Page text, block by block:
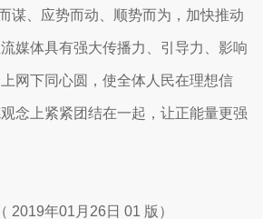
谋、应势而动、顺势而为，加快推动
媒体具有强大传播力、引导力、影响
网下同心圆，使全体人民在理想信
念上紧紧团结在一起，让正能量更强
2019年01月26日 01 版）